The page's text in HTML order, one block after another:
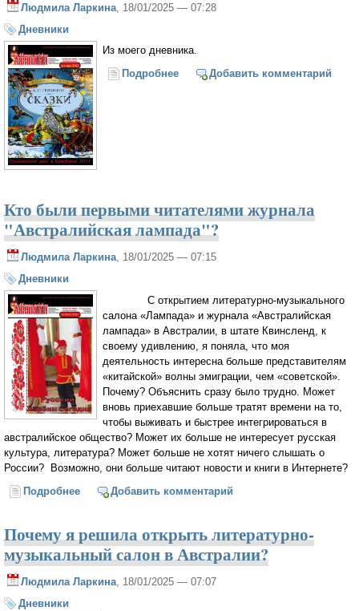
Людмила Ларкина , 18/01/2025 — 07:28
Дневники
Из моего дневника.
Подробнее о Никто не верил, что русский
Добавить комментарий
Кто были первыми читателями журнала
"Австралийская лампада"?
Людмила Ларкина, 18/01/2025 — 07:15
Дневники
С открытием литературно-музыкального
салона «Лампада» и журнала «Австралийская
лампада» в Австралии, в штате Квинсленд, к
своему удивлению, я поняла, что моя
деятельность интересна больше представителям
«китайской» волны эмиграции, чем «советской».
Почему? Объяснить сразу было трудно. Может
вновь приехавшие больше тратят времени на то,
чтобы выживать и быстрее интегрироваться в
австралийское общество? Может их больше не интересует русская
культура, литература? Может больше не хотят ничего слышать о
России? Возможно, они больше читают новости и книги в Интернете?
Подробнее о Кто были первыми читателями журнала
Добавить комментарий
Почему я решила открыть литературно-
музыкальный салон в Австралии?
Людмила Ларкина, 18/01/2025 — 07:07
Дневники